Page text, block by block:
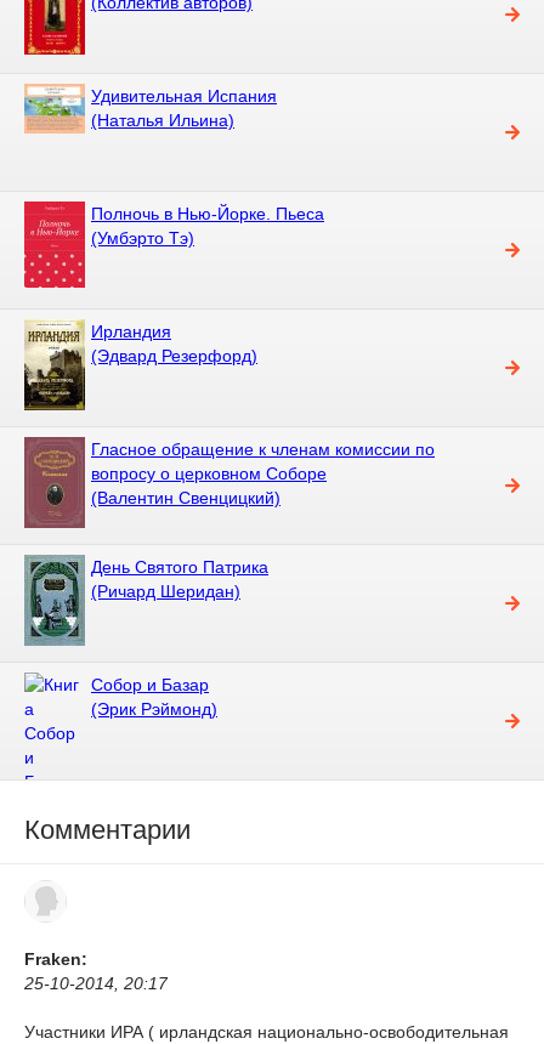
Удивительная Испания
(Наталья Ильина)
Полночь в Нью-Йорке. Пьеса
(Умбэрто Тэ)
Ирландия
(Эдвард Резерфорд)
Гласное обращение к членам комиссии по
вопросу о церковном Соборе
(Валентин Свенцицкий)
День Святого Патрика
(Ричард Шеридан)
Собор и Базар
(Эрик Рэймонд)
Комментарии
Fraken:
25-10-2014, 20:17
Участники ИРА ( ирландская национально-освободительная